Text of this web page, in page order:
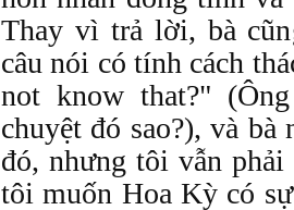
Thay vì trả lời, bà
câu nói có tính cách
not know that?"
chuyệt đó sao?), và
đó, nhưng tôi vẫn
tôi muốn Hoa Kỳ có